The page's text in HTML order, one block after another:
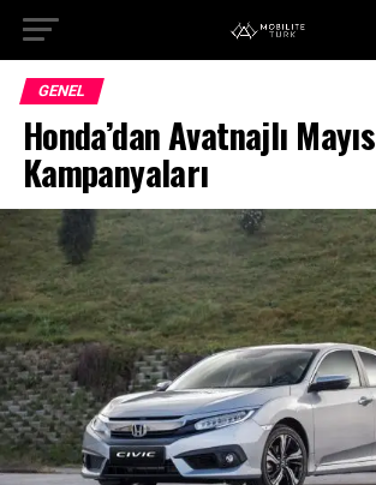
GENEL
Honda’dan Avatnajlı Mayıs
Kampanyaları